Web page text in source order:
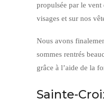
propulsée par le vent
visages et sur nos
Nous avons
sommes rentrés
grâce à l’aide de la
Sainte-